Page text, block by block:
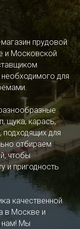
прудовой
и Московской
для
щука, карась,
подходящих для
отбираем
чтобы
и пригодность
качественной
в Москве и
нам! Мы